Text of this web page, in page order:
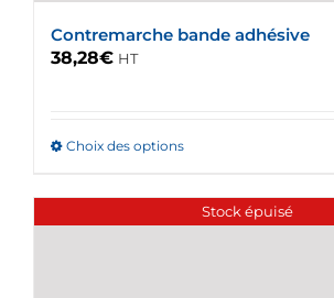
produit
Contremarche bande adhésive
38,28€ HT
Choix des optionsCe
a
plusieurs
Stock épuisé